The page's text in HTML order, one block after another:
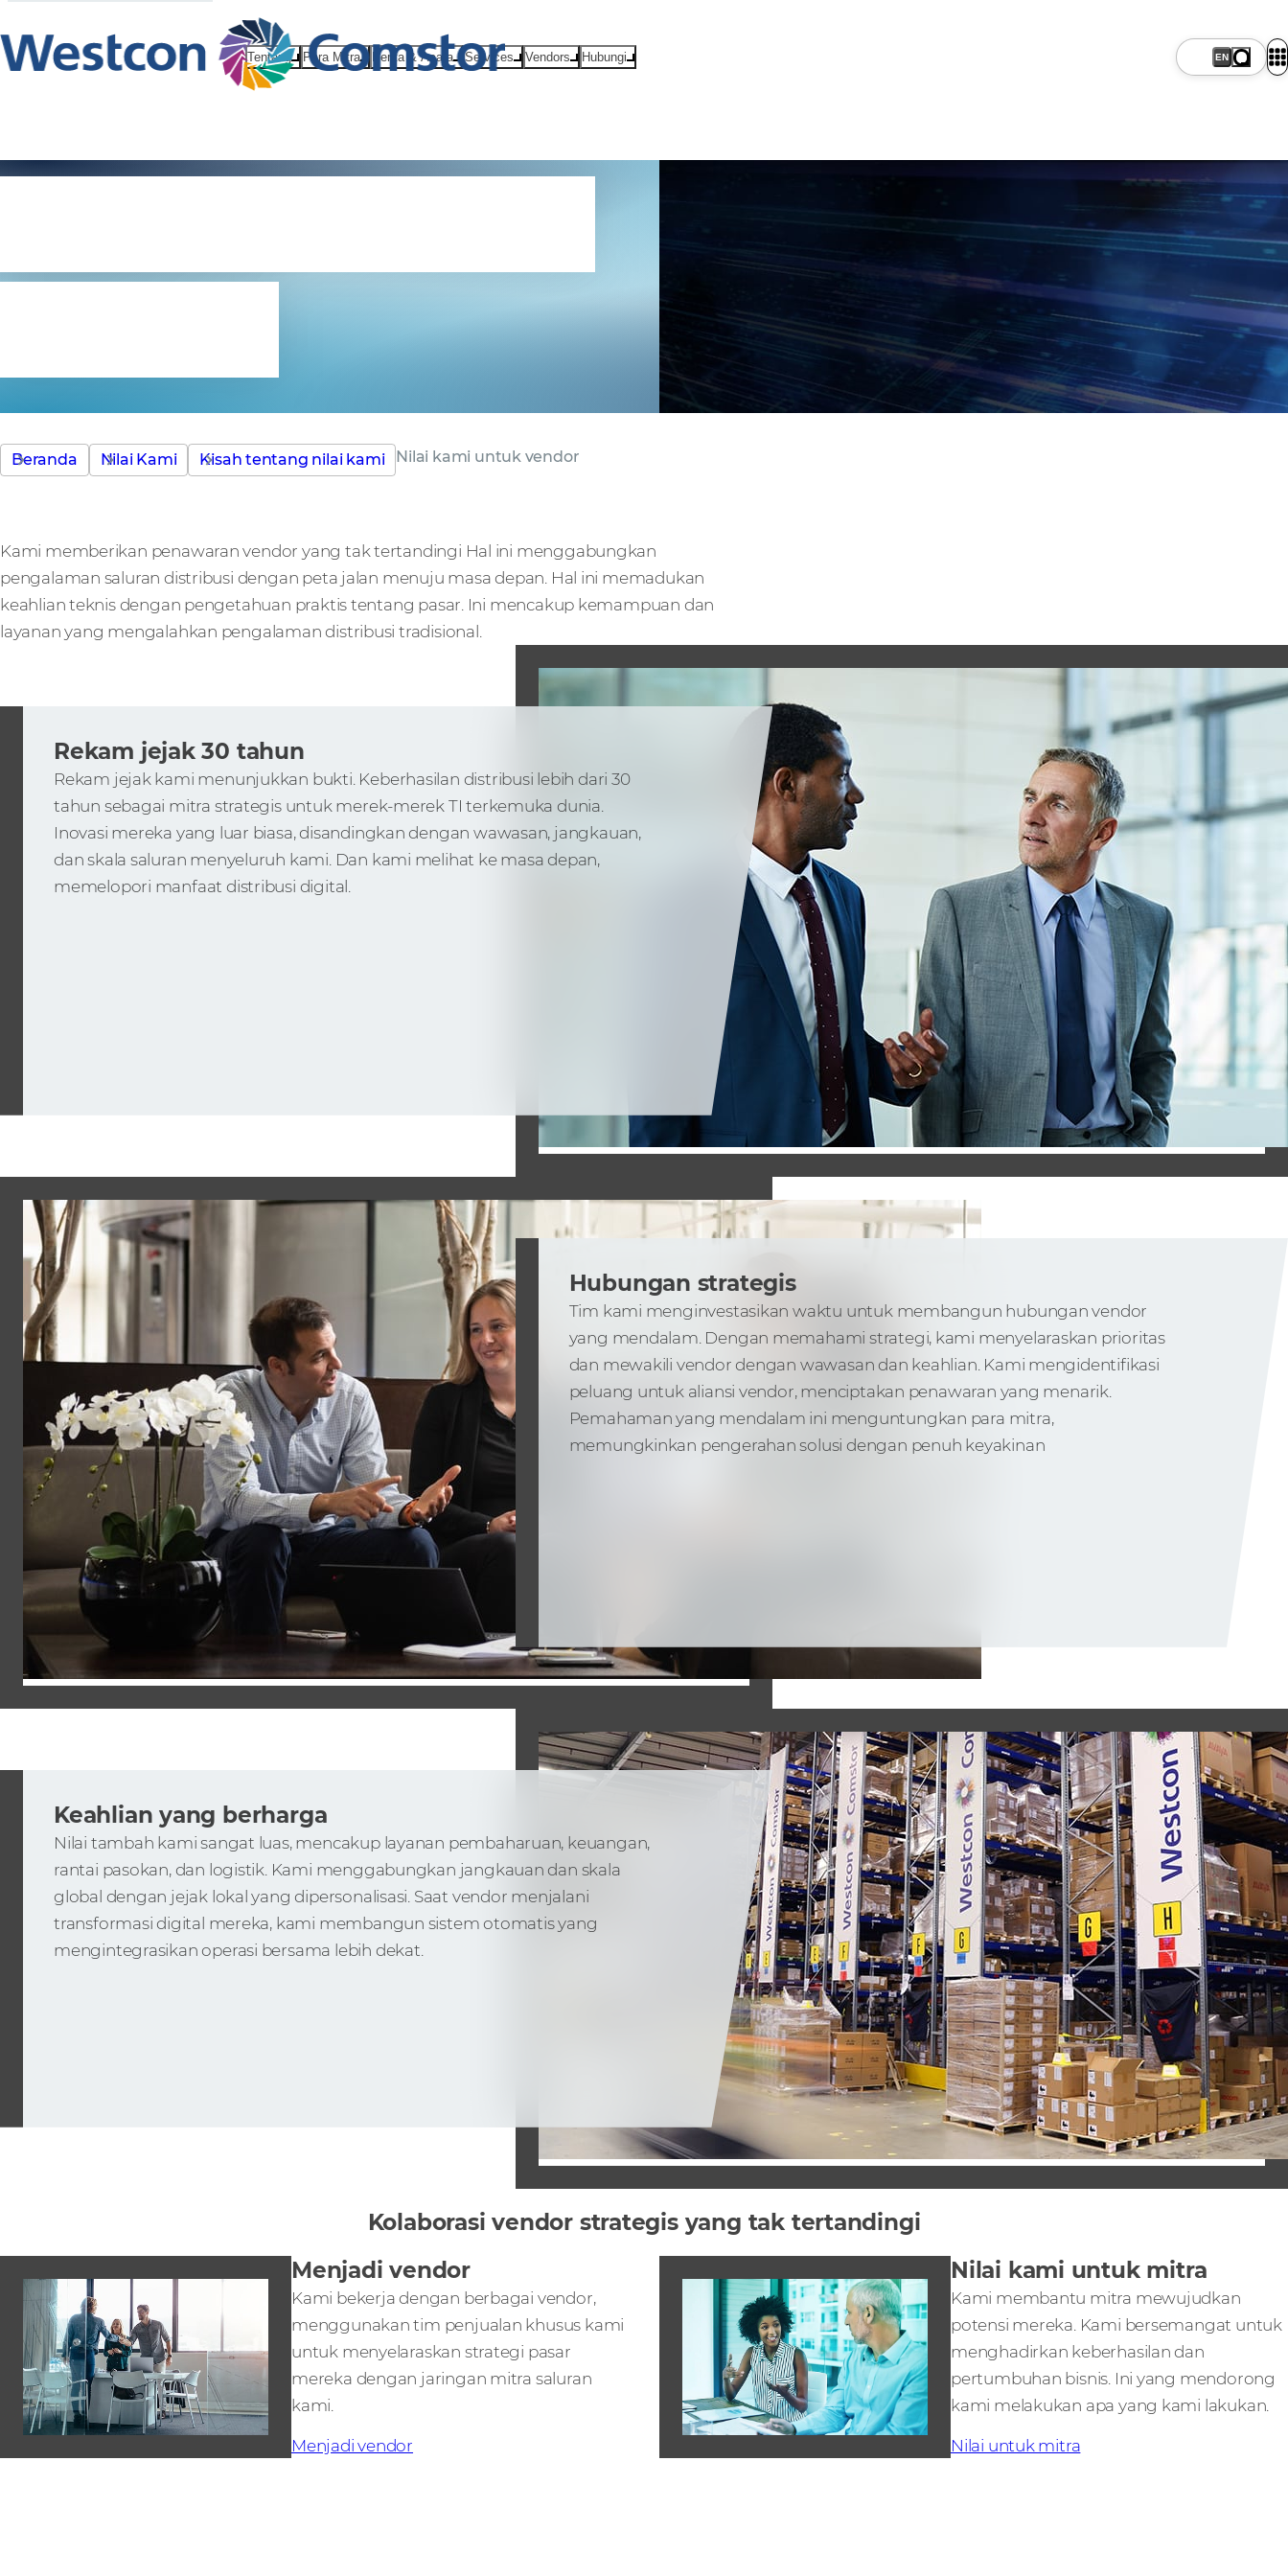
Tentang Para Mitra Berita & Acara Services Vendors Hubungi
Beranda Nilai Kami Kisah tentang nilai kami Nilai kami untuk vendor
Kami memberikan penawaran vendor yang tak tertandingi Hal ini menggabungkan
pengalaman saluran distribusi dengan peta jalan menuju masa depan. Hal ini memadukan
keahlian teknis dengan pengetahuan praktis tentang pasar. Ini mencakup kemampuan dan
layanan yang mengalahkan pengalaman distribusi tradisional.
Rekam jejak 30 tahun
Rekam jejak kami menunjukkan bukti. Keberhasilan distribusi lebih dari 30
tahun sebagai mitra strategis untuk merek-merek TI terkemuka dunia.
Inovasi mereka yang luar biasa, disandingkan dengan wawasan, jangkauan,
dan skala saluran menyeluruh kami. Dan kami melihat ke masa depan,
memelopori manfaat distribusi digital.
Hubungan strategis
Tim kami menginvestasikan waktu untuk membangun hubungan vendor
yang mendalam. Dengan memahami strategi, kami menyelaraskan prioritas
dan mewakili vendor dengan wawasan dan keahlian. Kami mengidentifikasi
peluang untuk aliansi vendor, menciptakan penawaran yang menarik.
Pemahaman yang mendalam ini menguntungkan para mitra,
memungkinkan pengerahan solusi dengan penuh keyakinan
Keahlian yang berharga
Nilai tambah kami sangat luas, mencakup layanan pembaharuan, keuangan,
rantai pasokan, dan logistik. Kami menggabungkan jangkauan dan skala
global dengan jejak lokal yang dipersonalisasi. Saat vendor menjalani
transformasi digital mereka, kami membangun sistem otomatis yang
mengintegrasikan operasi bersama lebih dekat.
Kolaborasi vendor strategis yang tak tertandingi
Menjadi vendor
Kami bekerja dengan berbagai vendor,
menggunakan tim penjualan khusus kami
untuk menyelaraskan strategi pasar
mereka dengan jaringan mitra saluran
kami.
Menjadi vendor
Nilai kami untuk mitra
Kami membantu mitra mewujudkan
potensi mereka. Kami bersemangat untuk
menghadirkan keberhasilan dan
pertumbuhan bisnis. Ini yang mendorong
kami melakukan apa yang kami lakukan.
Nilai untuk mitra